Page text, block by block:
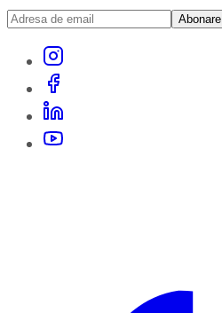
Abonare